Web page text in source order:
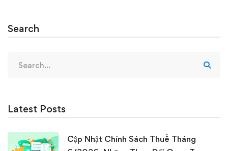
Search
for:
Latest Posts
Cập Nhật Chính Sách Thuế Tháng